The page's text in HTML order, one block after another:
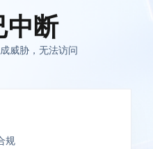
中断
威胁，无法访问
规